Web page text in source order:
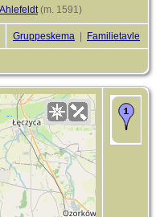
(m. 1591)
Gruppeskema | Familietavle